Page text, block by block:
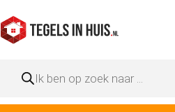
naar
de
zoeken